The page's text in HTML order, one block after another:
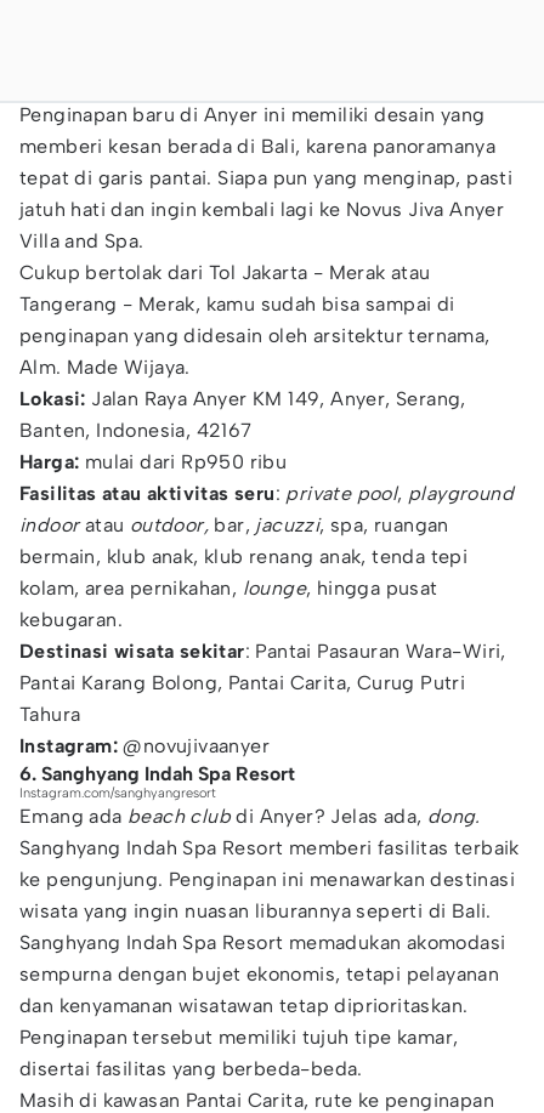
Penginapan baru di Anyer ini memiliki desain yang
memberi kesan berada di Bali, karena panoramanya
tepat di garis pantai. Siapa pun yang menginap, pasti
jatuh hati dan ingin kembali lagi ke Novus Jiva Anyer
Villa and Spa.
Cukup bertolak dari Tol Jakarta - Merak atau
Tangerang - Merak, kamu sudah bisa sampai di
penginapan yang didesain oleh arsitektur ternama,
Alm. Made Wijaya.
Lokasi: Jalan Raya Anyer KM 149, Anyer, Serang,
Banten, Indonesia, 42167
Harga: mulai dari Rp950 ribu
Fasilitas atau aktivitas seru: private pool, playground
indooratau outdoor, bar, jacuzzi, spa, ruangan
bermain, klub anak, klub renang anak, tenda tepi
kolam, area pernikahan, lounge, hingga pusat
kebugaran.
Destinasi wisata sekitar: Pantai Pasauran Wara-Wiri,
Pantai Karang Bolong, Pantai Carita, Curug Putri
Tahura
Instagram: @novujivaanyer
6. Sanghyang Indah Spa Resort
Instagram.com/sanghyangresort
Emang ada beach clubdi Anyer? Jelas ada, dong.
Sanghyang Indah Spa Resort memberi fasilitas terbaik
ke pengunjung. Penginapan ini menawarkan destinasi
wisata yang ingin nuasan liburannya seperti di Bali.
Sanghyang Indah Spa Resort memadukan akomodasi
sempurna dengan bujet ekonomis, tetapi pelayanan
dan kenyamanan wisatawan tetap diprioritaskan.
Penginapan tersebut memiliki tujuh tipe kamar,
disertai fasilitas yang berbeda-beda.
Masih di kawasan Pantai Carita, rute ke penginapan